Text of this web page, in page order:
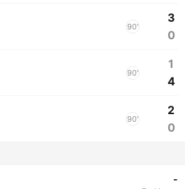
90'
3
0
90'
1
4
90'
2
0
-